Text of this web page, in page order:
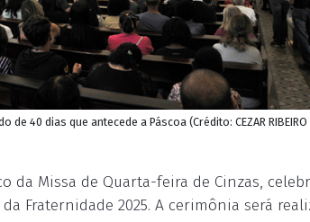
40 dias que antecede a Páscoa (Crédito: CEZAR RIBEIRO /
da Missa de Quarta-feira de Cinzas,
Fraternidade 2025. A cerimônia será